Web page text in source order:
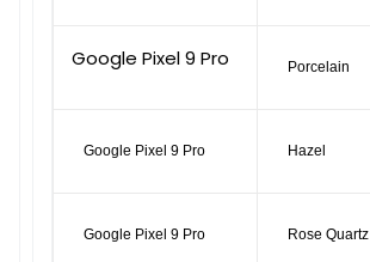
Google Pixel 9 Pro Porcelain
Google Pixel 9 Pro Hazel
Google Pixel 9 Pro Rose Quartz